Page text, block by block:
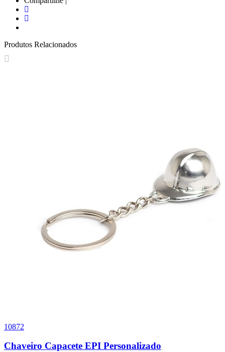
Produtos Relacionados
10872
Chaveiro Capacete EPI Personalizado